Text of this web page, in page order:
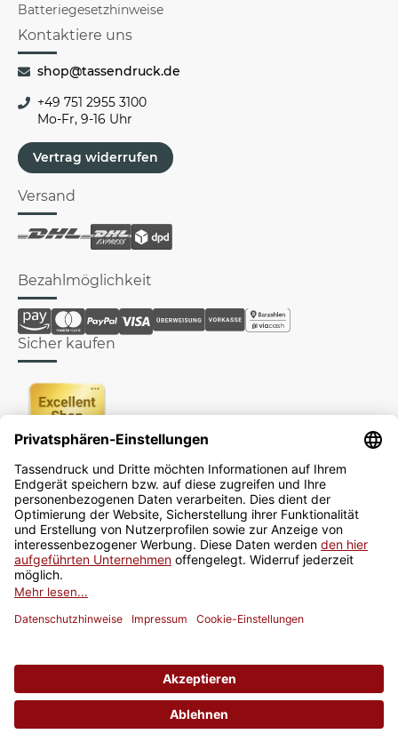
Batteriegesetzhinweise
Kontaktiere uns
shop@tassendruck.de
+49 751 2955 3100
Mo-Fr, 9-16 Uhr
Vertrag widerrufen
Versand
Bezahlmöglichkeit
Sicher kaufen
Newsletter